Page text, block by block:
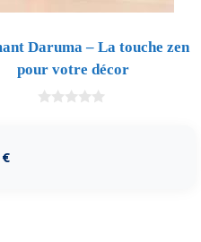
Daruma – La touche zen
pour votre décor
€